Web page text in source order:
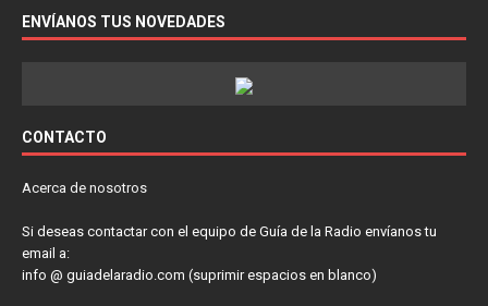
ENVÍANOS TUS NOVEDADES
CONTACTO
Acerca de nosotros
Si deseas contactar con el equipo de Guía de la Radio envíanos tu
email a:
info @ guiadelaradio.com (suprimir espacios en blanco)